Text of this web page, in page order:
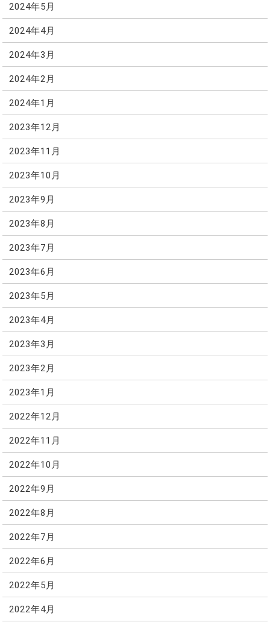
2024年5月
2024年4月
2024年3月
2024年2月
2024年1月
2023年12月
2023年11月
2023年10月
2023年9月
2023年8月
2023年7月
2023年6月
2023年5月
2023年4月
2023年3月
2023年2月
2023年1月
2022年12月
2022年11月
2022年10月
2022年9月
2022年8月
2022年7月
2022年6月
2022年5月
2022年4月